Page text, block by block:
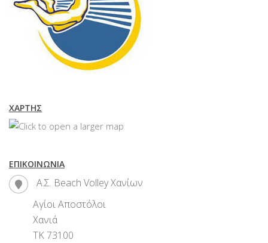
ΧΆΡΤΗΣ
ΕΠΙΚΟΙΝΩΝΊΑ
Α.Σ. Beach Volley Χανίων
Αγίοι Αποστόλοι
Χανιά
ΤΚ 73100